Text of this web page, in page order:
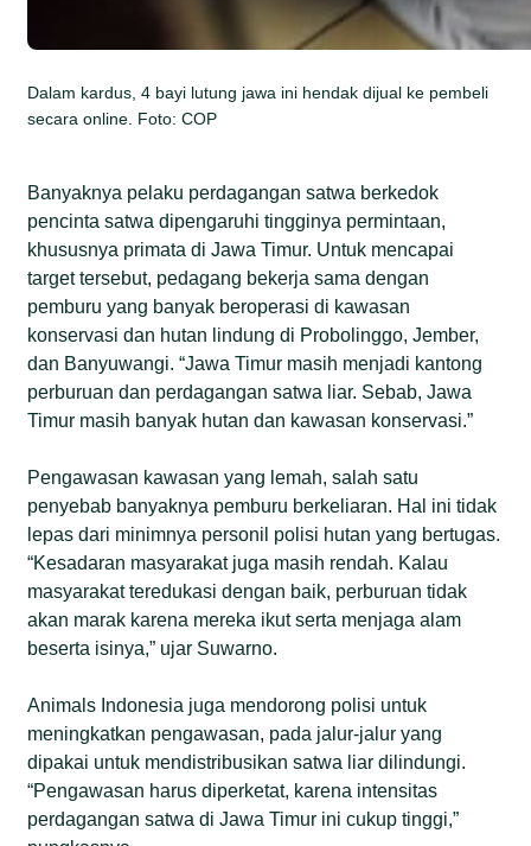
Dalam kardus, 4 bayi lutung jawa ini hendak dijual ke pembeli
secara online. Foto: COP
Banyaknya pelaku perdagangan satwa berkedok
pencinta satwa dipengaruhi tingginya permintaan,
khususnya primata di Jawa Timur. Untuk mencapai
target tersebut, pedagang bekerja sama dengan
pemburu yang banyak beroperasi di kawasan
konservasi dan hutan lindung di Probolinggo, Jember,
dan Banyuwangi. “Jawa Timur masih menjadi kantong
perburuan dan perdagangan satwa liar. Sebab, Jawa
Timur masih banyak hutan dan kawasan konservasi.”
Pengawasan kawasan yang lemah, salah satu
penyebab banyaknya pemburu berkeliaran. Hal ini tidak
lepas dari minimnya personil polisi hutan yang bertugas.
“Kesadaran masyarakat juga masih rendah. Kalau
masyarakat teredukasi dengan baik, perburuan tidak
akan marak karena mereka ikut serta menjaga alam
beserta isinya,” ujar Suwarno.
Animals Indonesia juga mendorong polisi untuk
meningkatkan pengawasan, pada jalur-jalur yang
dipakai untuk mendistribusikan satwa liar dilindungi.
“Pengawasan harus diperketat, karena intensitas
perdagangan satwa di Jawa Timur ini cukup tinggi,”